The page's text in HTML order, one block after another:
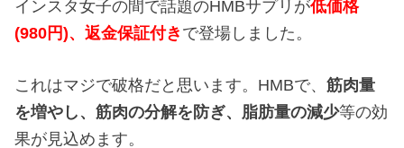
インスタ女子の間で話題のHMBサプリが低価格
(980円)、返金保証付き で登場しました。
これはマジで破格だと思います。HMBで、筋肉量
を増やし、筋肉の分解を防ぎ、 脂肪量の減少等の効
果が見込めます。